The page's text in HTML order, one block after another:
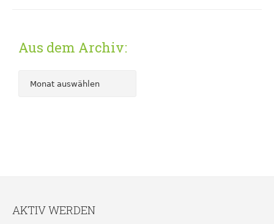
Aus dem Archiv:
AKTIV WERDEN